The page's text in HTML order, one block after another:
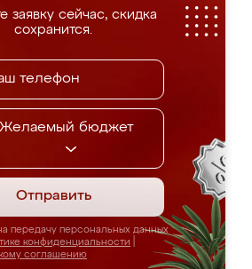
заявку сейчас, скидка
сохранится.
Желаемый бюджет
Отправить
передачу персональных данных
конфиденциальности
соглашению